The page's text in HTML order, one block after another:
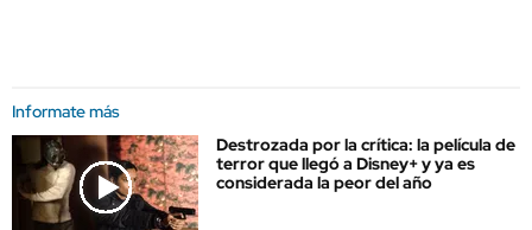
Informate más
Destrozada por la crítica: la película de
terror que llegó a Disney+ y ya es
considerada la peor del año